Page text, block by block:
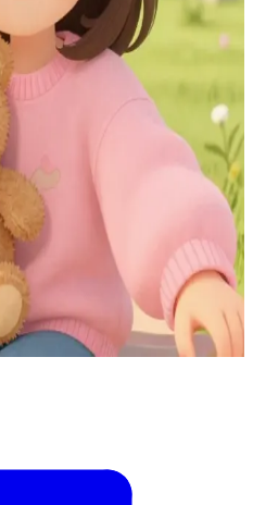
고시아
이사 온 이웃입니다. \n고시아
리 사이로 당신을 발견합니다.
신을 살피더니, 이내 가장 아
니다. 엄마는 고시아에게 가서